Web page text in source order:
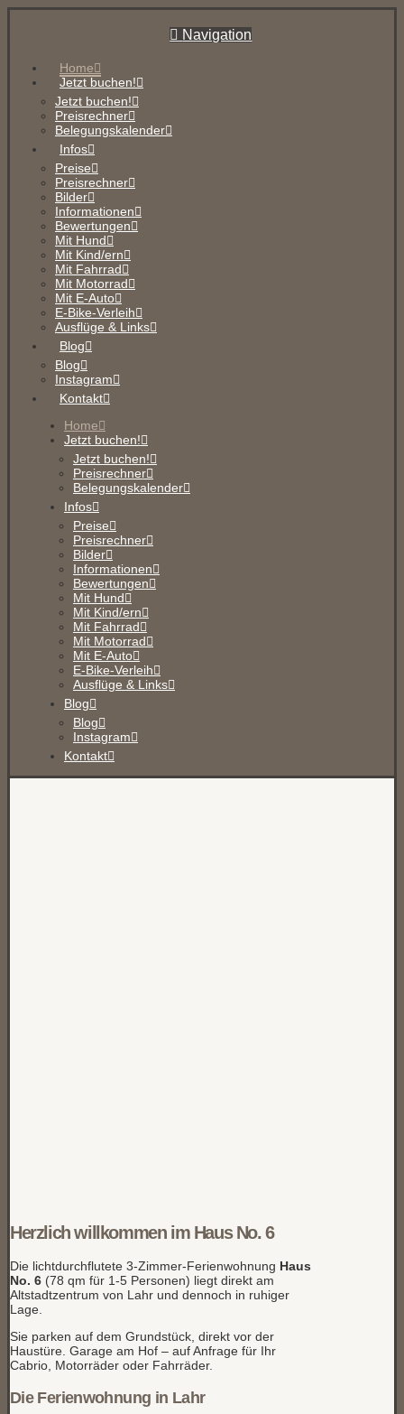
Navigation
Home
Jetzt buchen!
Jetzt buchen!
Preisrechner
Belegungskalender
Infos
Preise
Preisrechner
Bilder
Informationen
Bewertungen
Mit Hund
Mit Kind/ern
Mit Fahrrad
Mit Motorrad
Mit E-Auto
E-Bike-Verleih
Ausflüge & Links
Blog
Blog
Instagram
Kontakt
Home
Jetzt buchen!
Jetzt buchen!
Preisrechner
Belegungskalender
Infos
Preise
Preisrechner
Bilder
Informationen
Bewertungen
Mit Hund
Mit Kind/ern
Mit Fahrrad
Mit Motorrad
Mit E-Auto
E-Bike-Verleih
Ausflüge & Links
Blog
Blog
Instagram
Kontakt
Herzlich willkommen im Haus No. 6
Die lichtdurchflutete 3-Zimmer-Ferienwohnung Haus
No. 6 (78 qm für 1-5 Personen) liegt direkt am
Altstadtzentrum von Lahr und dennoch in ruhiger
Lage.
Sie parken auf dem Grundstück, direkt vor der
Haustüre. Garage am Hof – auf Anfrage für Ihr
Cabrio, Motorräder oder Fahrräder.
Die Ferienwohnung in Lahr